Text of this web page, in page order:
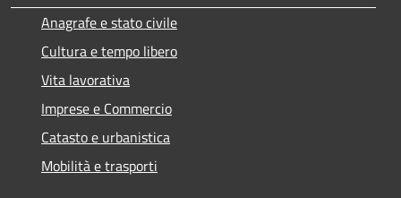
Anagrafe e stato civile
Cultura e tempo libero
Vita lavorativa
Imprese e Commercio
Catasto e urbanistica
Mobilità e trasporti